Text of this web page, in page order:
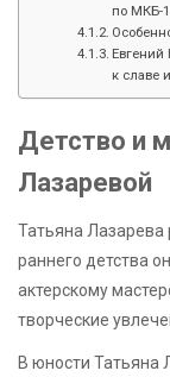
по МКБ-
Евгений
к славе
Детство и
Лазаревой
Татьяна Лазарева
раннего детства
актерскому
творческие
В юности Татьяна